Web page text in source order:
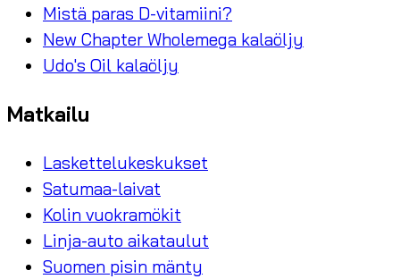
Mistä paras D-vitamiini?
New Chapter Wholemega kalaöljy
Udo's Oil kalaöljy
Matkailu
Laskettelukeskukset
Satumaa-laivat
Kolin vuokramökit
Linja-auto aikataulut
Suomen pisin mänty